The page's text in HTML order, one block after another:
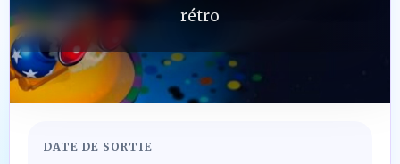
rétro
DATE DE SORTIE